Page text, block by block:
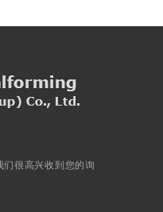
的负担由买方承担。以上费
。
机器。任何不清楚的问题，
务，请参阅售后第2条。
很高兴收到您的询